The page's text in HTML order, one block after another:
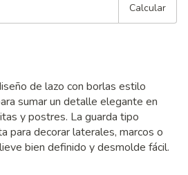
Calcular
de lazo con borlas estilo
sumar un detalle elegante en
y postres. La guarda tipo
para decorar laterales, marcos o
bien definido y desmolde fácil.